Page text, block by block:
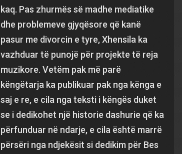
kaq. Pas zhurmës së madhe mediatike
dhe problemeve gjyqësore që kanë
pasur me divorcin e tyre, Xhensila ka
vazhduar të punojë për projekte të reja
muzikore. Vetëm pak më parë
këngëtarja ka publikuar pak nga kënga e
saj e re, e cila nga teksti i këngës duket
se i dedikohet një historie dashurie që ka
përfunduar në ndarje, e cila është marrë
përsëri nga ndjekësit si dedikim për Bes